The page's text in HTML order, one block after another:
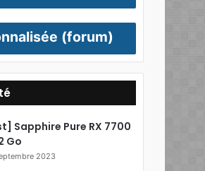
(forum)
Sapphire Pure RX 7700
Go
2023